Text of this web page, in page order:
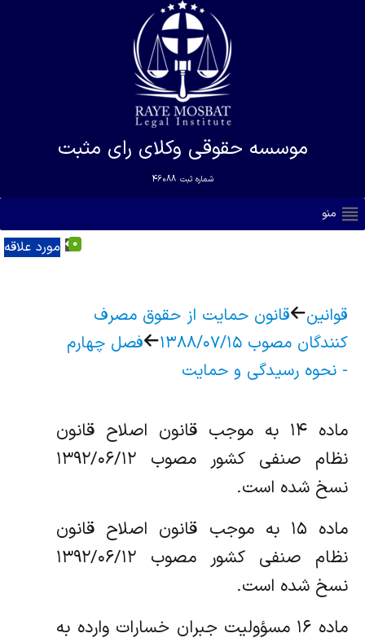
موسسه حقوقی وکلای رای مثبت
شماره ثبت 46088
منو
مورد علاقه 0
قوانین
قانون حمایت از حقوق مصرف
کنندگان مصوب ۱۳۸۸/۰۷/۱۵
فصل چهارم
- نحوه رسیدگی و حمایت
ماده ۱۴ به موجب قانون اصلاح قانون
نظام صنفی کشور مصوب ۱۳۹۲/۰۶/۱۲
نسخ شده است.
ماده ۱۵ به موجب قانون اصلاح قانون
نظام صنفی کشور مصوب ۱۳۹۲/۰۶/۱۲
نسخ شده است.
ماده ۱۶ مسؤولیت جبران خسارات وارده به